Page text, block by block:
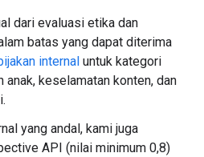
dari evaluasi etika dan
batas yang dapat diterima
internal untuk kategori
keselamatan konten, dan
yang andal, kami juga
API (nilai minimum 0,8)